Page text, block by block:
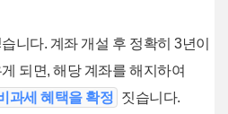
니다. 계좌 개설 후 정확히 3년이
되면, 해당 계좌를 해지하여
과세 혜택을 확정 짓습니다.